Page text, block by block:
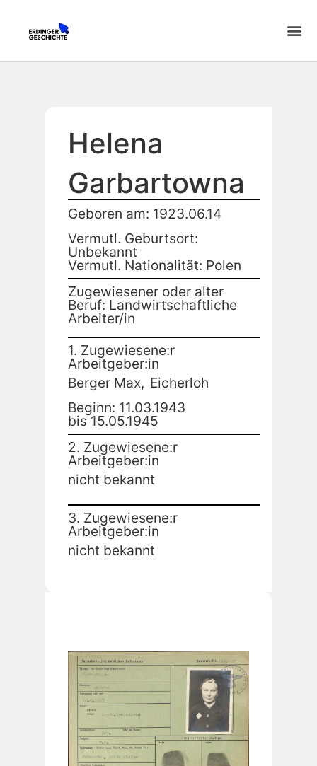
Helena
Garbartowna
Geboren am: 1923.06.14
Vermutl. Geburtsort:
Unbekannt
Vermutl. Nationalität: Polen
Zugewiesener oder alter
Beruf: Landwirtschaftliche
Arbeiter/in
1. Zugewiesene:r
Arbeitgeber:in
Berger Max, Eicherloh
Beginn: 11.03.1943
bis 15.05.1945
2. Zugewiesene:r
Arbeitgeber:in
nicht bekannt
3. Zugewiesene:r
Arbeitgeber:in
nicht bekannt